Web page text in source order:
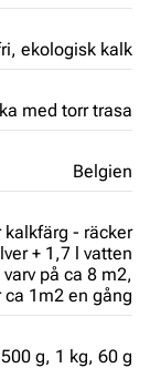
ekologisk kalk
med torr trasa
Belgien
kalkfärg - räcker
+ 1,7 l vatten
på ca 8 m2,
1m2 en gång
500 g, 1 kg, 60 g